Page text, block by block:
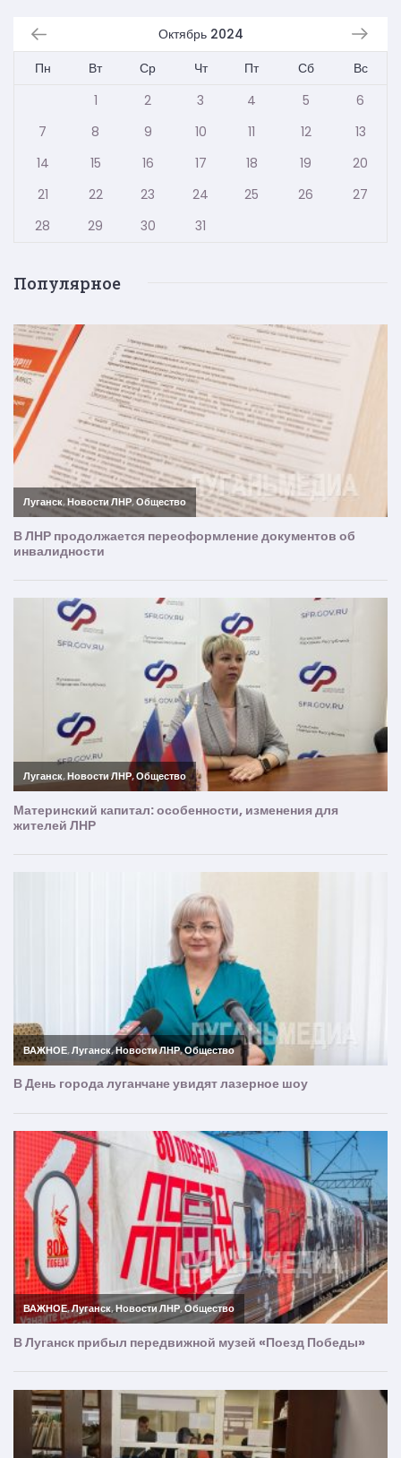
Октябрь 2024
Пн
Вт Ср Чт Пт Сб
Вс
1
2 3 4 5
6
7
8 9 10 11 12
13
14
15 16 17 18 19
20
21
22 23 24 25 26
27
28
29 30 31
Популярное